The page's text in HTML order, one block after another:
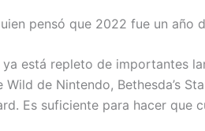
pensó que 2022 fue un año
está repleto de importantes
Wild de Nintendo, Bethesda’s
Es suficiente para hacer que